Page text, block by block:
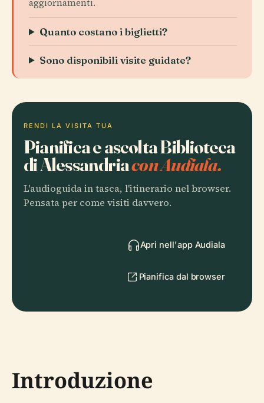
aggiornamenti.
Quanto costano i biglietti?
Sono disponibili visite guidate?
RENDI LA VISITA TUA
Pianifica e ascolta Biblioteca
di Alessandriacon Audiala.
L'audioguida in tasca, l'itinerario nel browser.
Pensata per come visiti davvero.
Apri nell'app Audiala
Pianifica dal browser
Introduzione